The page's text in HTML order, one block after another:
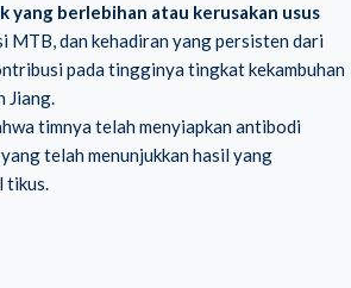
yang berlebihan atau kerusakan usus
MTB, dan kehadiran yang persisten dari
pada tingginya tingkat kekambuhan
Jiang.
timnya telah menyiapkan antibodi
yang telah menunjukkan hasil yang
tikus.